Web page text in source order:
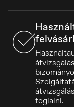
foglalni.